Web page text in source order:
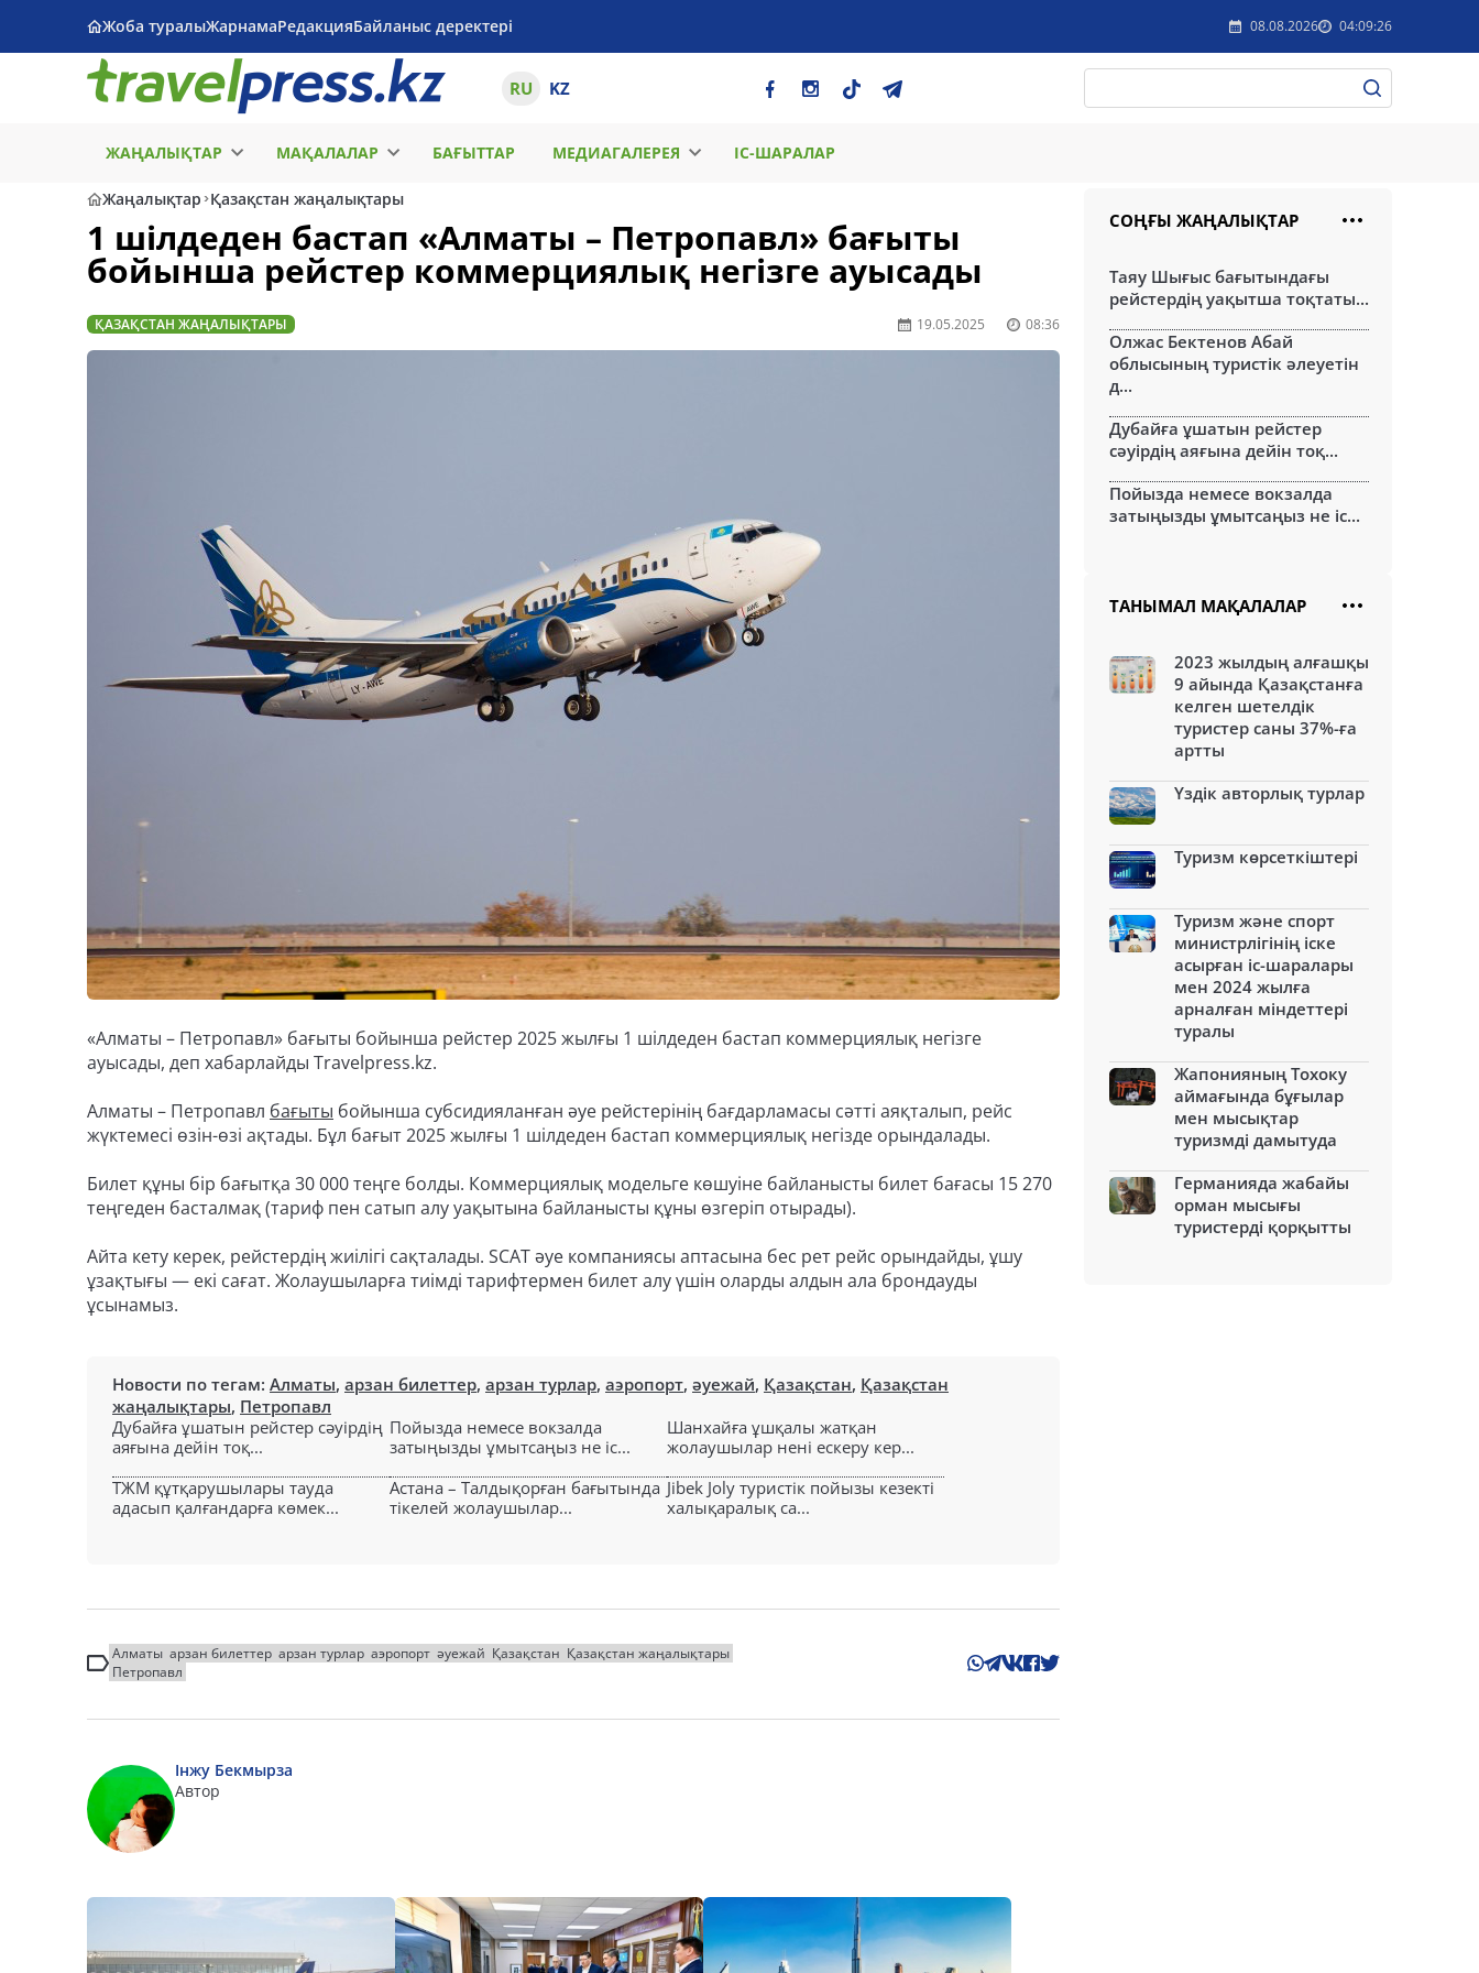
Жоба туралыЖарнамаРедакцияБайланыс деректері 08.08.2026 04:09:26
RU KZ
ЖАҢАЛЫҚТАР МАҚАЛАЛАР БАҒЫТТАР МЕДИАГАЛЕРЕЯ ІС-ШАРАЛАР
Жаңалықтар Қазақстан жаңалықтары
1 шілдеден бастап «Алматы – Петропавл» бағыты
бойынша рейстер коммерциялық негізге ауысады
ҚАЗАҚСТАН ЖАҢАЛЫҚТАРЫ 19.05.2025 08:36
«Алматы – Петропавл» бағыты бойынша рейстер 2025 жылғы 1 шілдеден бастап коммерциялық негізге
ауысады, деп хабарлайды Travelpress.kz.
Алматы – Петропавл бағыты бойынша субсидияланған әуе рейстерінің бағдарламасы сәтті аяқталып, рейс
жүктемесі өзін-өзі ақтады. Бұл бағыт 2025 жылғы 1 шілдеден бастап коммерциялық негізде орындалады.
Билет құны бір бағытқа 30 000 теңге болды. Коммерциялық модельге көшуіне байланысты билет бағасы 15 270
теңгеден басталмақ (тариф пен сатып алу уақытына байланысты құны өзгеріп отырады).
Айта кету керек, рейстердің жиілігі сақталады. SCAT әуе компаниясы аптасына бес рет рейс орындайды, ұшу
ұзақтығы — екі сағат. Жолаушыларға тиімді тарифтермен билет алу үшін оларды алдын ала брондауды
ұсынамыз.
Новости по тегам: Алматы, арзан билеттер, арзан турлар, аэропорт, әуежай, Қазақстан, Қазақстан
жаңалықтары, Петропавл
Дубайға ұшатын рейстер сәуірдің
аяғына дейін тоқ...
Пойызда немесе вокзалда
затыңызды ұмытсаңыз не іс...
Шанхайға ұшқалы жатқан
жолаушылар нені ескеру кер...
ТЖМ құтқарушылары тауда
адасып қалғандарға көмек...
Астана – Талдықорған бағытында
тікелей жолаушылар...
Jibek Joly туристік пойызы кезекті
халықаралық са...
Алматы арзан билеттер арзан турлар аэропорт әуежай Қазақстан Қазақстан жаңалықтары
Петропавл
Інжу Бекмырза
Автор
СОҢҒЫ ЖАҢАЛЫҚТАР
Таяу Шығыс бағытындағы
рейстердің уақытша тоқтаты...
Олжас Бектенов Абай
облысының туристік әлеуетін
д...
Дубайға ұшатын рейстер
сәуірдің аяғына дейін тоқ...
Пойызда немесе вокзалда
затыңызды ұмытсаңыз не іс...
ТАНЫМАЛ МАҚАЛАЛАР
2023 жылдың алғашқы
9 айында Қазақстанға
келген шетелдік
туристер саны 37%-ға
артты
Үздік авторлық турлар
Туризм көрсеткіштері
Туризм және спорт
министрлігінің іске
асырған іс-шаралары
мен 2024 жылға
арналған міндеттері
туралы
Жапонияның Тохоку
аймағында бұғылар
мен мысықтар
туризмді дамытуда
Германияда жабайы
орман мысығы
туристерді қорқытты